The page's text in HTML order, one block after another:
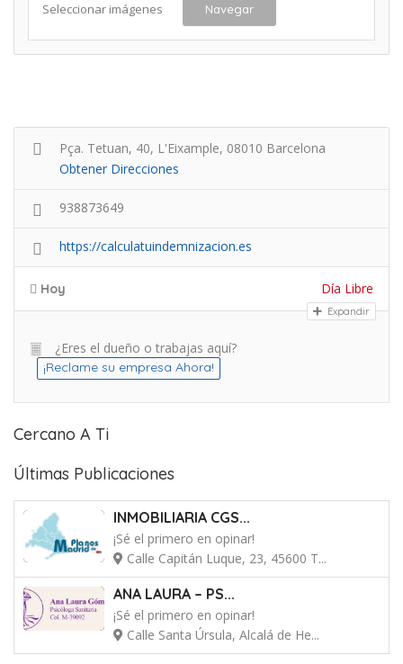
Seleccionar imágenes Navegar
Pça. Tetuan, 40, L'Eixample, 08010 Barcelona
Obtener Direcciones
938873649
https://calculatuindemnizacion.es
Hoy Día Libre
Expandir
¿Eres el dueño o trabajas aquí?
¡Reclame su empresa Ahora!
Cercano A Ti
Últimas Publicaciones
INMOBILIARIA CGS...
¡Sé el primero en opinar!
Calle Capitán Luque, 23, 45600 T...
ANA LAURA – PS...
¡Sé el primero en opinar!
Calle Santa Úrsula, Alcalá de He...